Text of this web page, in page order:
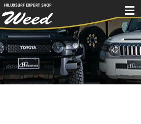
HILUXSURF
EXPERT
SHOP Weed